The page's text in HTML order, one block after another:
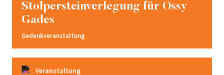
Stolpersteinverlegung für Ossy
Gades
Gedenkveranstaltung
Veranstaltung